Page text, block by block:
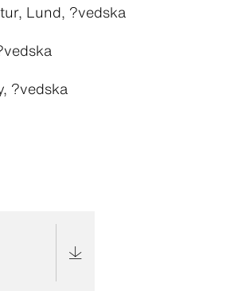
Lund, ?vedska
?vedska